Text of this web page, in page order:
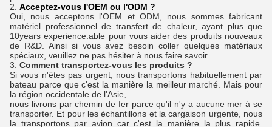
2. Acceptez-vous l'OEM ou l'ODM ?
Oui, nous acceptons l'OEM et ODM, nous sommes fabricant
matériel professionnel de transfert de chaleur, ayant plus que
10years experience.able pour vous aider des produits nouveaux
de R&D. Ainsi si vous avez besoin coller quelques matériaux
spéciaux, veuillez ne pas hésiter à nous faire savoir.
3. Comment transportez-vous les produits ?
Si vous n'êtes pas urgent, nous transportons habituellement par
bateau parce que c'est la manière la meilleur marché. Mais pour
la région occidentale de l'Asie,
nous livrons par chemin de fer parce qu'il n'y a aucune mer à se
transporter. Et pour les échantillons et la cargaison urgente, nous
la transportons par avion car c'est la manière la plus rapide.